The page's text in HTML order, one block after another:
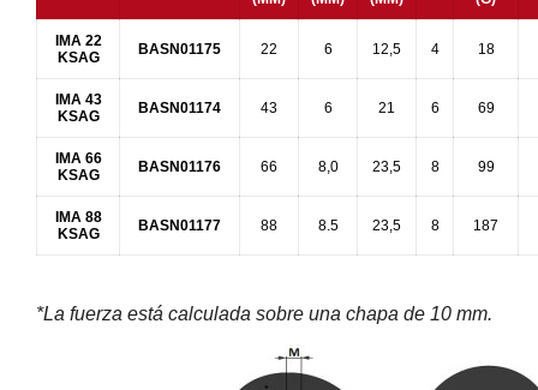
IMA 22
KSAG
BASN01175 22 6 12,5 4 18
IMA 43
KSAG
BASN01174 43 6 21 6 69
IMA 66
KSAG
BASN01176 66 8,0 23,5 8 99
IMA 88
KSAG
BASN01177 88 8.5 23,5 8 187
*La fuerza está calculada sobre una chapa de 10 mm.